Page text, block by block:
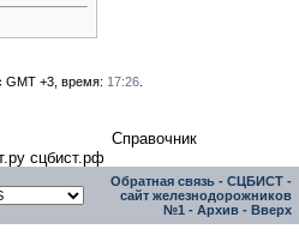
GMT +3, время: 17:26.
Справочник
сцбист.рф
Обратная связь - СЦБИСТ -
сайт железнодорожников
№1 - Архив - Вверх